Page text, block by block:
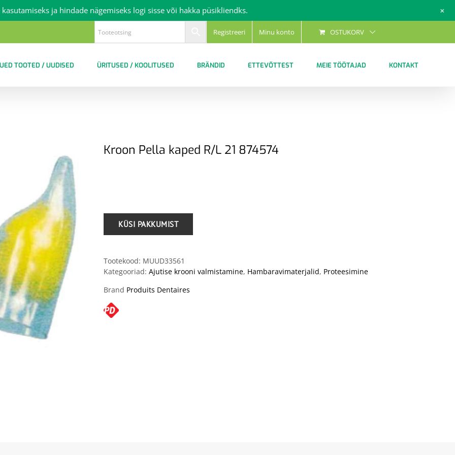
Registreeri Minu konto OSTUKORV
TOOTED / UUDISED ÜRITUSED / KOOLITUSED BRÄNDID ETTEVÕTTEST MEIE TÖÖTAJAD KONTAKT
Kroon Pella kaped R/L 21 874574
Tootekood: MUUD33561
Kategooriad: Ajutise krooni valmistamine, Hambaravimaterjalid, Proteesimine
Brand Produits Dentaires
kasutamiseks ja hindade nägemiseks logi sisse või hakka püsikliendks. +